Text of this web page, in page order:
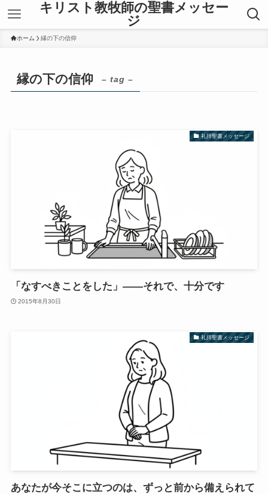
キリスト教牧師の聖書メッセー
ジ
ホーム 縁の下の信仰
縁の下の信仰 – tag –
礼拝聖書メッセージ
「なすべきことをした」——それで、十分です
2015年8月30日
礼拝聖書メッセージ
あなたが今そこに立つのは、ずっと前から備えられて